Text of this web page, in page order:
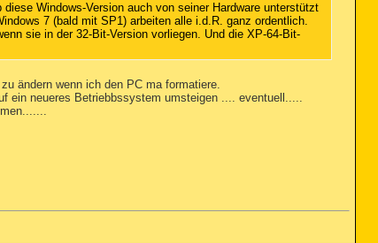
Windows-Version auch von seiner Hardware unterstützt
7 (bald mit SP1) arbeiten alle i.d.R. ganz ordentlich.
sie in der 32-Bit-Version vorliegen. Und die XP-64-Bit-
ändern wenn ich den PC ma formatiere.
ein neueres Betriebbssystem umsteigen .... eventuell.....